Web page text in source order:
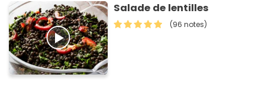
Salade de lentilles
(96 notes)